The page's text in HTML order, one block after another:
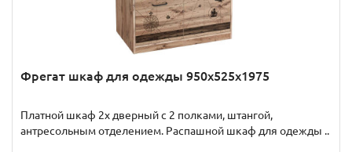
Фрегат шкаф для одежды 950х525х1975
Платной шкаф 2х дверный с 2 полками, штангой,
антресольным отделением. Распашной шкаф для одежды ..